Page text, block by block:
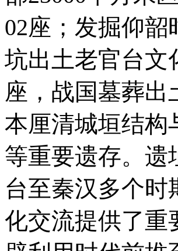
02座；发掘仰韶
坑出土老官台文
座，战国墓葬
本厘清城垣结构
等重要遗存。遗
台至秦汉多个
化交流提供了重